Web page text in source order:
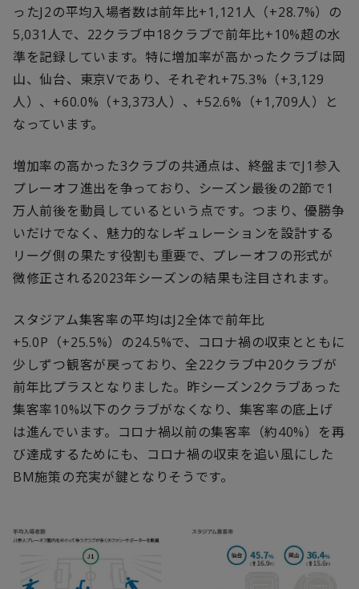
ったJ2の平均入場者数は前年比+1,121人（+28.7%）の
5,031人で、22クラブ中18クラブで前年比+10%超の水
準を記録しています。特に増加率が高かったクラブは岡
山、仙台、東京Vであり、それぞれ+75.3%（+3,129
人）、+60.0%（+3,373人）、+52.6%（+1,709人）と
なっています。
増加率の高かった3クラブの共通点は、終盤までJ1参入
プレーオフ進出を争っており、シーズン最後の2節で1
万人前後を動員しているという点です。つまり、優勝争
いだけでなく、魅力的なレギュレーションを設計する
リーグ側の果たす役割も重要で、プレーオフの形式が
微修正される2023年シーズンの結果も注目されます。
スタジアム集客率の平均はJ2全体で前年比
+5.0P（+25.5%）の24.5%で、コロナ禍の収束とともに
少しずつ観客が戻っており、全22クラブ中20クラブが
前年比プラスとなりました。昨シーズン2クラブあった
集客率10%以下のクラブがなくなり、集客率の底上げ
は進んでいます。コロナ禍以前の集客率（約40%）を再
び達成するためにも、コロナ禍の収束を追い風にした
BM施策の充実が鍵となりそうです。